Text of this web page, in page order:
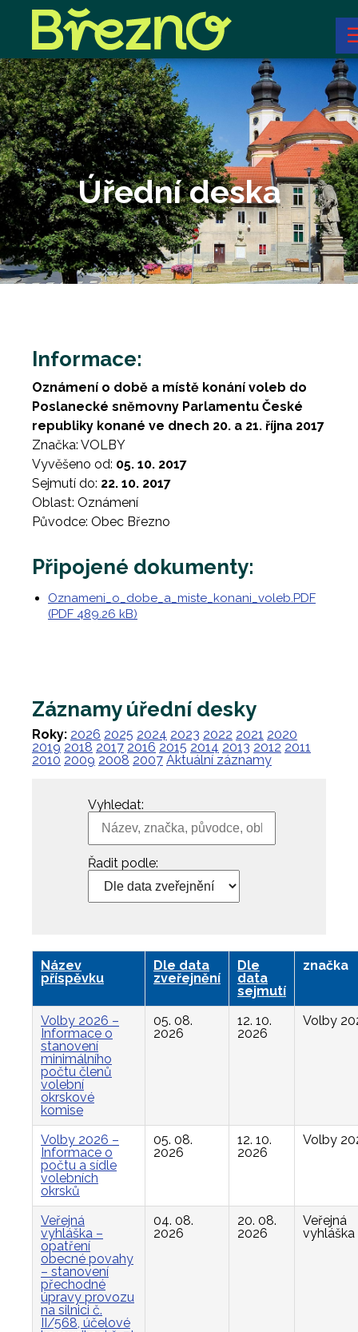
Úřední deska
Informace:
Oznámení o době a místě konání voleb do
Poslanecké sněmovny Parlamentu České
republiky konané ve dnech 20. a 21. října 2017
Značka: VOLBY
Vyvěšeno od: 05. 10. 2017
Sejmutí do: 22. 10. 2017
Oblast: Oznámení
Původce: Obec Březno
Připojené dokumenty:
Oznameni_o_dobe_a_miste_konani_voleb.PDF
(PDF 489.26 kB)
Záznamy úřední desky
Roky: 2026 2025 2024 2023 2022 2021 2020
2019 2018 2017 2016 2015 2014 2013 2012 2011
2010 2009 2008 2007 Aktuální záznamy
Vyhledat:
Řadit podle:
Název
příspěvku
Dle data
zveřejnění
Dle
data
sejmutí
značka
Volby 2026 –
Informace o
stanovení
minimálního
počtu členů
volební
okrskové
komise
05. 08.
2026
12. 10.
2026
Volby
Volby 2026 –
Informace o
počtu a sídle
volebních
okrsků
05. 08.
2026
12. 10.
2026
Volby
Veřejná
vyhláška –
opatření
obecné povahy
– stanovení
přechodné
úpravy provozu
na silnici č.
II/568, účelové
04. 08.
2026
20. 08.
2026
Veřejná
vyhláška